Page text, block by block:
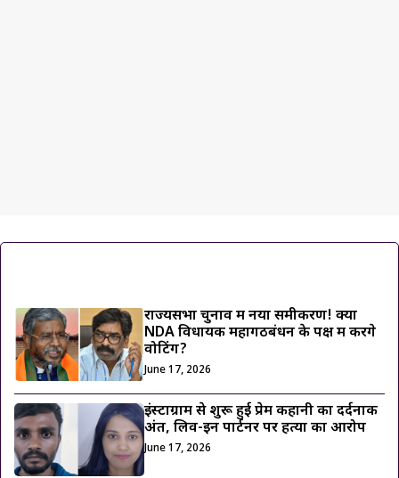
राज्यसभा चुनाव में नया समीकरण! क्या
NDA विधायक महागठबंधन के पक्ष में करेंगे
वोटिंग?
June 17, 2026
इंस्टाग्राम से शुरू हुई प्रेम कहानी का दर्दनाक
अंत, लिव-इन पार्टनर पर हत्या का आरोप
June 17, 2026